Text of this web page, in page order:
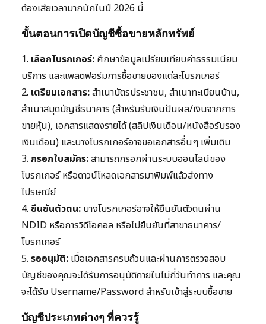
ต้องเสียเวลามากนักในปี 2026 นี้
ขั้นตอนการเปิดบัญชีซื้อขายหลักทรัพย์
1. เลือกโบรกเกอร์: ศึกษาข้อมูลเปรียบเทียบค่าธรรมเนียม
บริการ และแพลตฟอร์มการซื้อขายของแต่ละโบรกเกอร์
2. เตรียมเอกสาร:สำเนาบัตรประชาชน, สำเนาทะเบียนบ้าน,
สำเนาสมุดบัญชีธนาคาร (สำหรับรับเงินปันผล/เงินจากการ
ขายหุ้น), เอกสารแสดงรายได้ (สลิปเงินเดือน/หนังสือรับรอง
เงินเดือน) และบางโบรกเกอร์อาจขอเอกสารอื่นๆ เพิ่มเติม
3. กรอกใบสมัคร:สามารถกรอกผ่านระบบออนไลน์ของ
โบรกเกอร์ หรือดาวน์โหลดเอกสารมาพิมพ์แล้วส่งทาง
ไปรษณีย์
4. ยืนยันตัวตน: บางโบรกเกอร์อาจให้ยืนยันตัวตนผ่าน
NDID หรือการวิดีโอคอล หรือไปยืนยันที่สาขาธนาคาร/
โบรกเกอร์
5. รออนุมัติ: เมื่อเอกสารครบถ้วนและผ่านการตรวจสอบ
บัญชีของคุณจะได้รับการอนุมัติภายในไม่กี่วันทำการ และคุณ
จะได้รับ Username/Password สำหรับเข้าสู่ระบบซื้อขาย
บัญชีประเภทต่างๆ ที่ควรรู้